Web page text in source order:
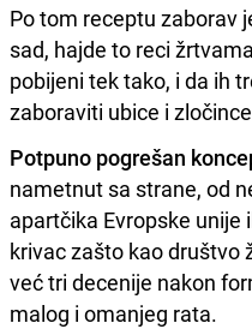
Po tom receptu zaborav
sad, hajde to reci
pobijeni tek tako, i da ih
zaboraviti ubice i
Potpuno pogrešan
nametnut sa strane, od
apartčika Evropske unije
krivac zašto kao društvo
već tri decenije nakon
malog i omanjeg rata.